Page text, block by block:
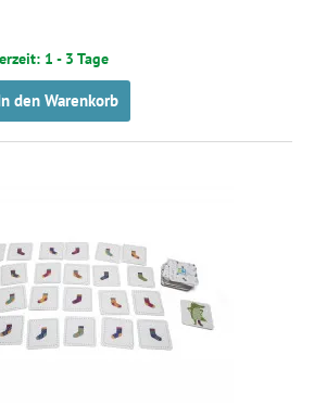
1 - 3 Tage
den Warenkorb